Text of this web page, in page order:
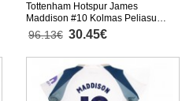
Tottenham Hotspur James
Maddison #10 Kolmas Peliasu
Lasten 2026-27 Lyhythihainen (+
Lyhyet housut)
96.13€ 30.45€